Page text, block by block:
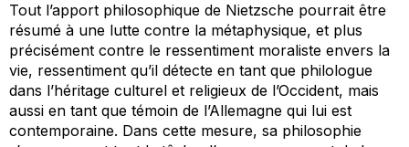
Tout l’apport philosophique de Nietzsche pourrait être
résumé à une lutte contre la métaphysique, et plus
précisément contre le ressentiment moraliste envers la
vie, ressentiment qu’il détecte en tant que philologue
dans l’héritage culturel et religieux de l’Occident, mais
aussi en tant que témoin de l’Allemagne qui lui est
contemporaine. Dans cette mesure, sa philosophie